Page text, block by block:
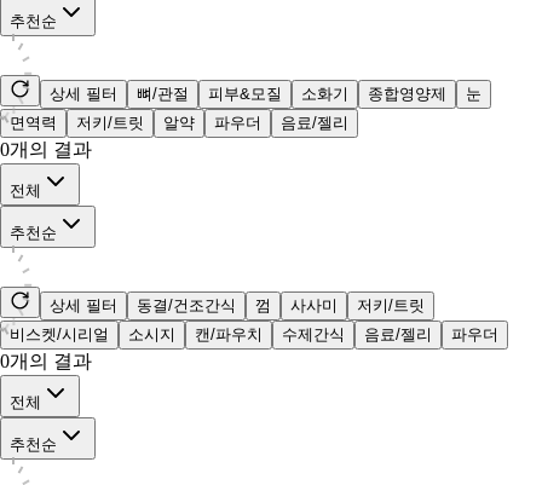
추천순
상세 필터 뼈/관절 피부&모질 소화기 종합영양제
눈
면역력
저키/트릿 알약 파우더 음료/젤리
0개의 결과
전체
추천순
상세 필터 동결/건조간식 껌 사사미
저키/트릿
비스켓/시리얼
소시지 캔/파우치 수제간식 음료/젤리 파우더
0개의 결과
전체
추천순